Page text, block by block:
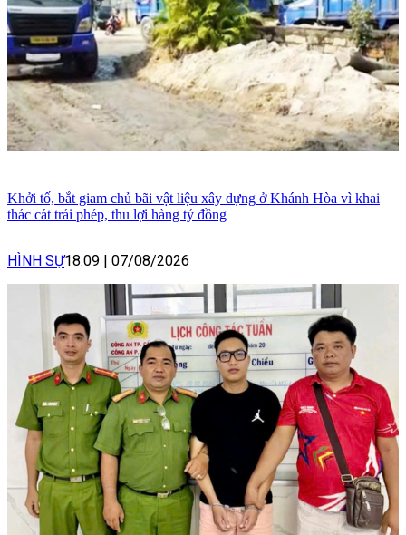
Khởi tố, bắt giam chủ bãi vật liệu xây dựng ở Khánh Hòa vì khai
thác cát trái phép, thu lợi hàng tỷ đồng
HÌNH SỰ18:09 07/08/2026